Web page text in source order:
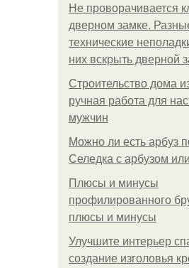
Не проворачивается
дверном замке.
технические
них вскрыть дверной
Строительство дома
ручная работа для
мужчин
Можно ли есть арбуз
Селедка с арбузом
Плюсы и минусы
профилированного
плюсы и минусы
Улучшите интерьер
создание изголовья